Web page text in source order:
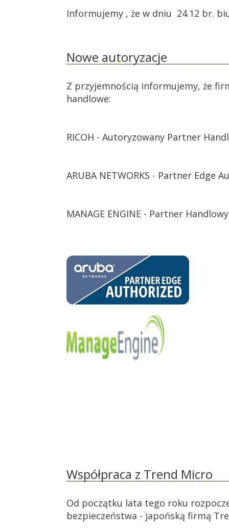
Informujemy , że w dniu 24.12 br.
Nowe autoryzacje
Z przyjemnością informujemy, że
handlowe:
RICOH - Autoryzowany Partner
ARUBA NETWORKS - Partner Edge
MANAGE ENGINE - Partner Handlowy
Współpraca z Trend Micro
Od początku lata tego roku
bezpieczeństwa - japońską firmą